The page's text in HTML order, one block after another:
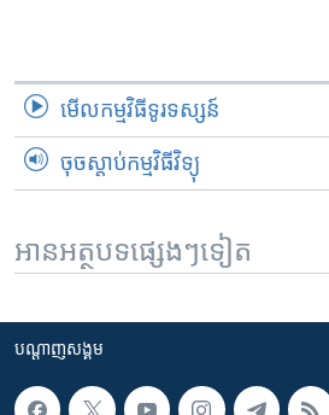
មើល​កម្មវិធី​ទូរទស្សន៍
ចុចស្តាប់កម្មវិធីវិទ្យុ
អានអត្ថបទផ្សេងៗទៀត
បណ្តាញ​សង្គម